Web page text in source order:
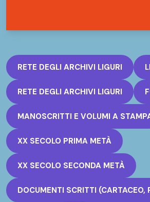
RETE DEGLI ARCHIVI LIGURI
RETE DEGLI ARCHIVI LIGURI
MANOSCRITTI E VOLUMI A
XX SECOLO PRIMA METÀ
XX SECOLO SECONDA METÀ
DOCUMENTI SCRITTI (CARTACEO,